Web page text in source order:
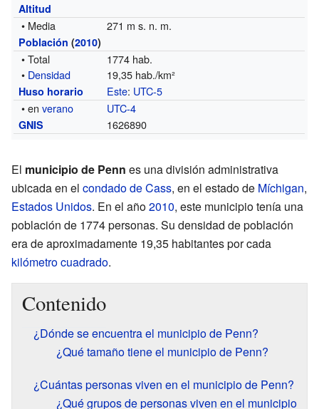
Altitud
• Media 271 m s. n. m.
Población (2010)
• Total
1774 hab.
• Densidad 19,35 hab./km²
Huso horario Este: UTC-5
• enverano UTC-4
GNIS 1626890
El municipio de Penn es una división administrativa
ubicada en el condado de Cass, en el estado de Míchigan,
Estados Unidos. En el año2010, este municipio tenía una
población de 1774 personas. Su densidad de población
era de aproximadamente 19,35 habitantes por cada
kilómetro cuadrado.
Contenido
¿Dónde se encuentra el municipio de Penn?
¿Qué tamaño tiene el municipio de Penn?
¿Cuántas personas viven en el municipio de Penn?
¿Qué grupos de personas viven en el municipio